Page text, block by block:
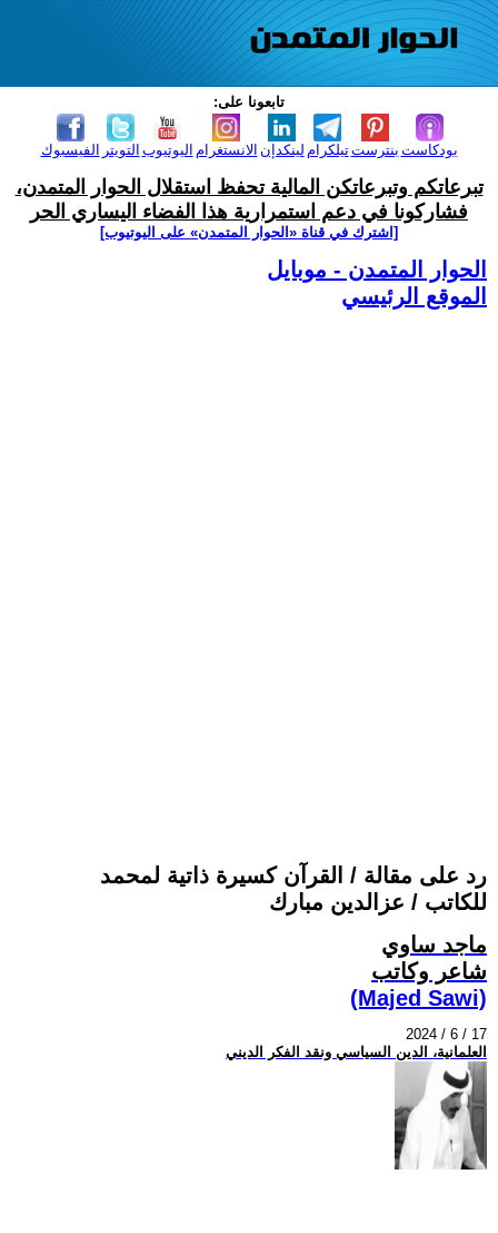
تابعونا على:
الفيسبوك التويتر اليوتيوب الانستغرام لينكدإن تيلكرامبنترست بودكاست
تبرعاتكم وتبرعاتكن المالية تحفظ استقلال الحوار المتمدن،
فشاركونا في دعم استمرارية هذا الفضاء اليساري الحر
[اشترك في قناة ‫«الحوار المتمدن» على اليوتيوب]
الحوار المتمدن - موبايل
الموقع الرئيسي
رد على مقالة / القرآن كسيرة ذاتية لمحمد
للكاتب / عزالدين مبارك
ماجد ساوي
شاعر وكاتب
(Majed Sawi)
2024 / 6 / 17
العلمانية، الدين السياسي ونقد الفكر الديني